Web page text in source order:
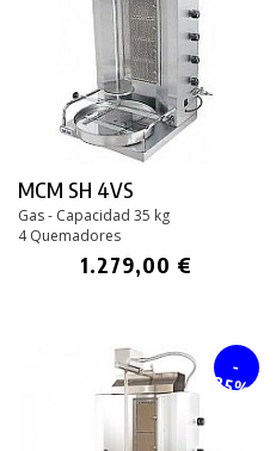
MCM SH 4VS
Gas - Capacidad 35 kg
4 Quemadores
1.279,00 €
-
25%